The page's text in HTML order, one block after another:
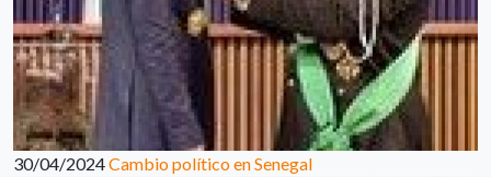
30/04/2024Cambio político en Senegal